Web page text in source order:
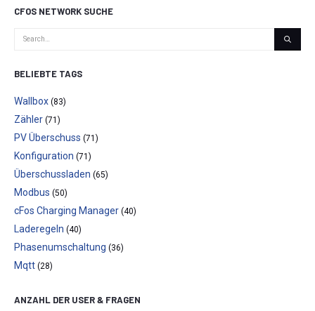
CFOS NETWORK SUCHE
BELIEBTE TAGS
Wallbox (83)
Zähler (71)
PV Überschuss (71)
Konfiguration (71)
Überschussladen (65)
Modbus (50)
cFos Charging Manager (40)
Laderegeln (40)
Phasenumschaltung (36)
Mqtt (28)
ANZAHL DER USER & FRAGEN